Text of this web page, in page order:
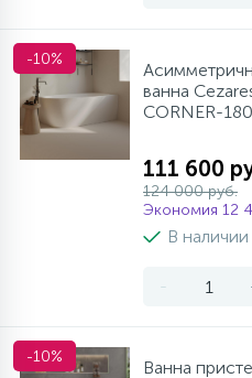
-10%
ванна
CORNER-
111 600
124 000 руб.
Экономия 12
В
-
-10%
Ванна